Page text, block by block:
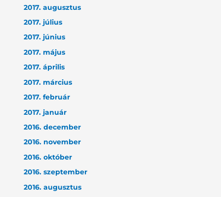
2017. augusztus
2017. július
2017. június
2017. május
2017. április
2017. március
2017. február
2017. január
2016. december
2016. november
2016. október
2016. szeptember
2016. augusztus